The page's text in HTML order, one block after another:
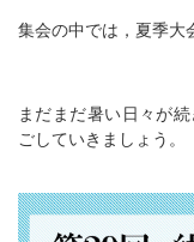
集会の中では，夏季大
まだまだ暑い日々が
ごしていきましょう。